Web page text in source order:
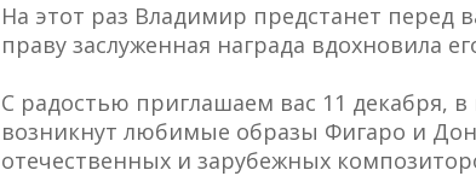
На этот раз Владимир предстанет перед
праву заслуженная награда вдохновила
С радостью приглашаем вас 11 декабря,
возникнут любимые образы Фигаро и
отечественных и зарубежных